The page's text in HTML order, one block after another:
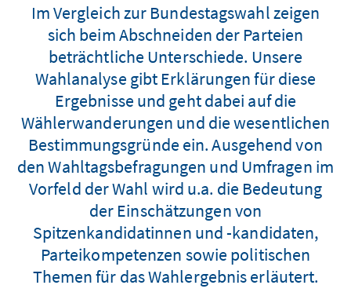
Im Vergleich zur Bundestagswahl zeigen
sich beim Abschneiden der Parteien
beträchtliche Unterschiede. Unsere
Wahlanalyse gibt Erklärungen für diese
Ergebnisse und geht dabei auf die
Wählerwanderungen und die wesentlichen
Bestimmungsgründe ein. Ausgehend von
den Wahltagsbefragungen und Umfragen im
Vorfeld der Wahl wird u.a. die Bedeutung
der Einschätzungen von
Spitzenkandidatinnen und -kandidaten,
Parteikompetenzen sowie politischen
Themen für das Wahlergebnis erläutert.